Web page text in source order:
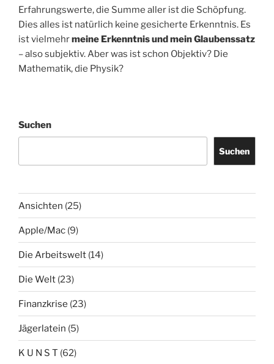
Erfahrungswerte, die Summe aller ist die Schöpfung.
Dies alles ist natürlich keine gesicherte Erkenntnis. Es
ist vielmehrmeine Erkenntnis und mein Glaubenssatz
– also subjektiv. Aber was ist schon Objektiv? Die
Mathematik, die Physik?
Suchen
Suchen
Ansichten (25)
Apple/Mac (9)
Die Arbeitswelt (14)
Die Welt (23)
Finanzkrise (23)
Jägerlatein (5)
K U N S T (62)